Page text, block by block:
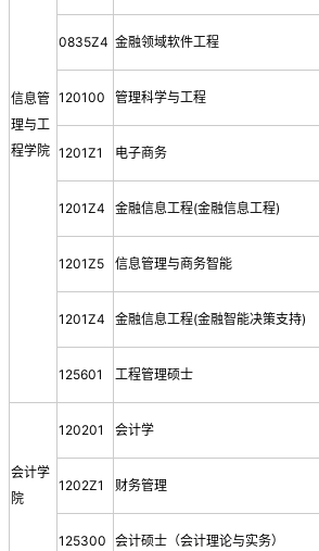
信息管
理与工
程学院
0835Z4 金融领域软件工程
120100 管理科学与工程
1201Z1 电子商务
1201Z4 金融信息工程(金融信息工程)
1201Z5 信息管理与商务智能
1201Z4 金融信息工程(金融智能决策支持)
125601 工程管理硕士
会计学
院
120201 会计学
1202Z1 财务管理
125300 会计硕士（会计理论与实务）